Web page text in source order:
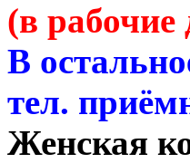
(в рабочие
В
тел.
Женская